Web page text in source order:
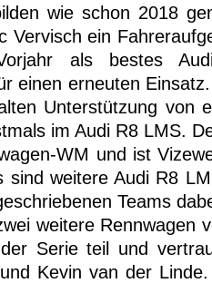
wie schon 2018
Vervisch ein
als bestes
einen erneuten
Unterstützung von
im Audi R8 LMS.
WM und ist
sind weitere Audi R8
Teams
weitere Rennwagen
Serie teil und
Kevin van der